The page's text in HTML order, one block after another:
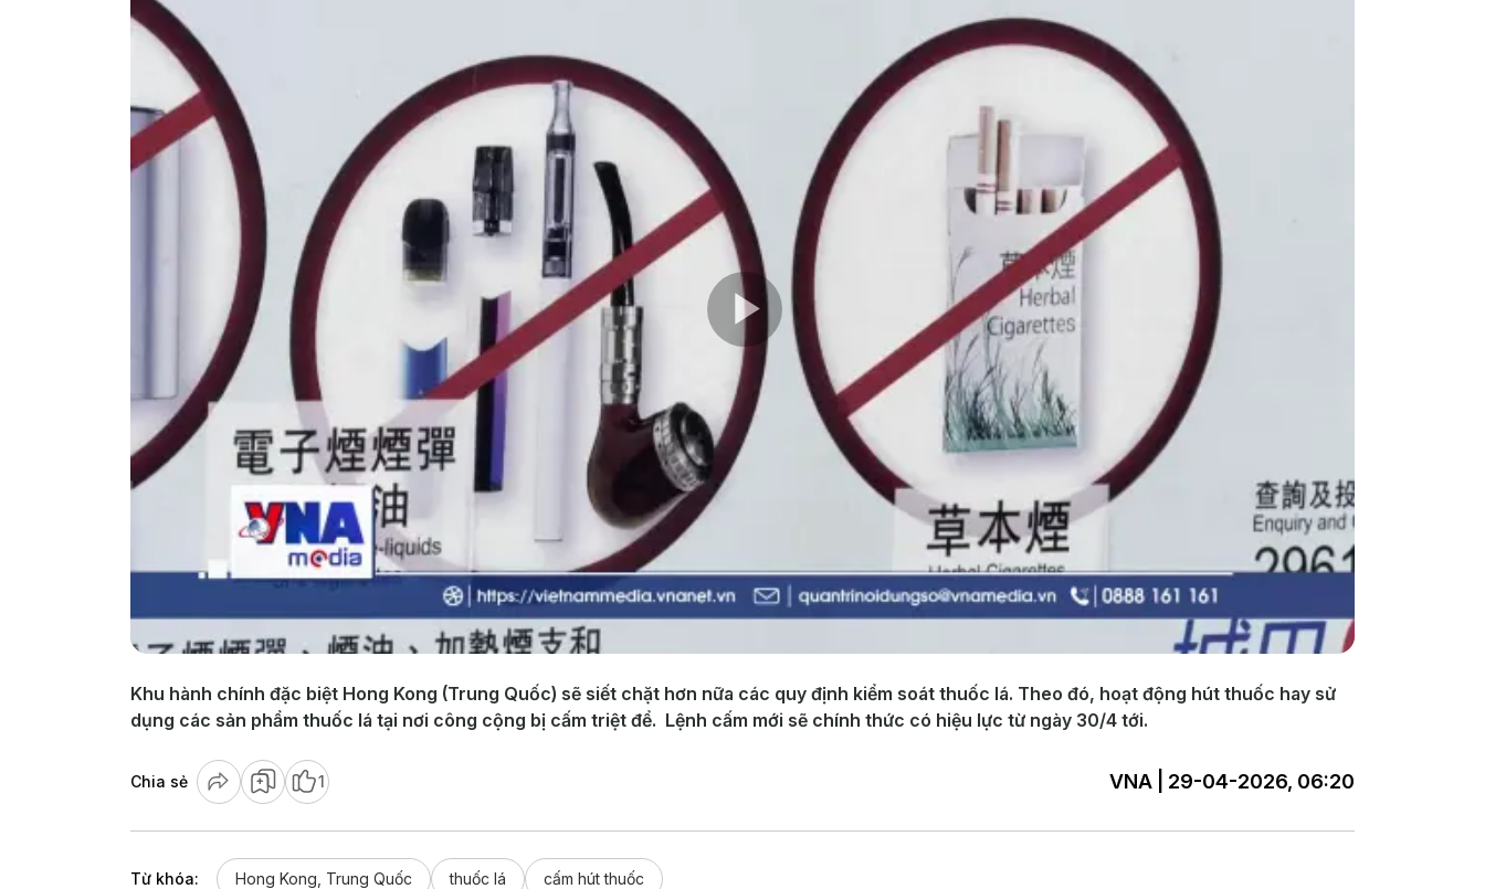
Play
Video
Khu hành chính đặc biệt Hong Kong (Trung Quốc) sẽ siết chặt hơn nữa các quy định kiểm soát thuốc lá. Theo đó, hoạt động hút thuốc hay sử
dụng các sản phẩm thuốc lá tại nơi công cộng bị cấm triệt để. Lệnh cấm mới sẽ chính thức có hiệu lực từ ngày 30/4 tới.
Chia sẻ 1 VNA | 29-04-2026, 06:20
Từ khóa: Hong Kong, Trung Quốc thuốc lá cấm hút thuốc